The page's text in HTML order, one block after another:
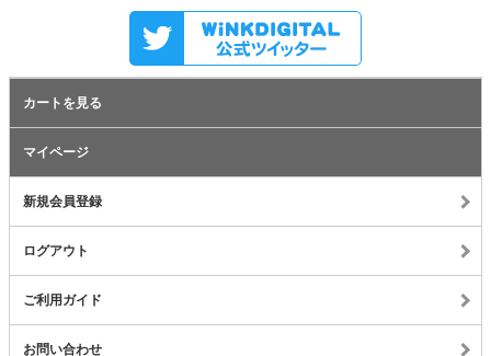
カートを見る
マイページ
新規会員登録
ログアウト
ご利用ガイド
お問い合わせ